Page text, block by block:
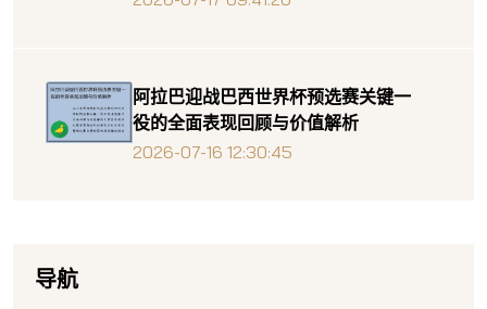
阿拉巴迎战巴西世界杯预选赛关键一
役的全面表现回顾与价值解析
2026-07-16 12:30:45
导航